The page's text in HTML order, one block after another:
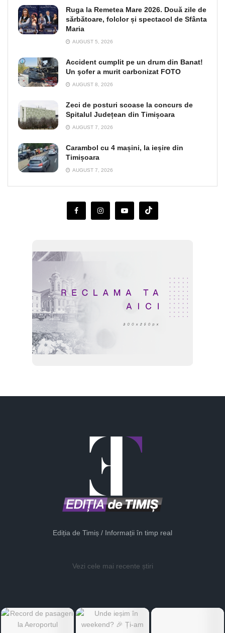
Ruga la Remetea Mare 2026. Două zile de
sărbătoare, folclor și spectacol de Sfânta
Maria
AUGUST 5, 2026
Accident cumplit pe un drum din Banat!
Un şofer a murit carbonizat FOTO
AUGUST 8, 2026
Zeci de posturi scoase la concurs de
Spitalul Județean din Timișoara
AUGUST 7, 2026
Carambol cu 4 mașini, la ieșire din
Timișoara
AUGUST 7, 2026
Ediția de Timiș / Informații în timp real
Vezi cele mai recente știri